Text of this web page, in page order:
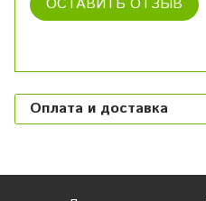
ОСТАВИТЬ ОТЗЫВ
Оплата и доставка